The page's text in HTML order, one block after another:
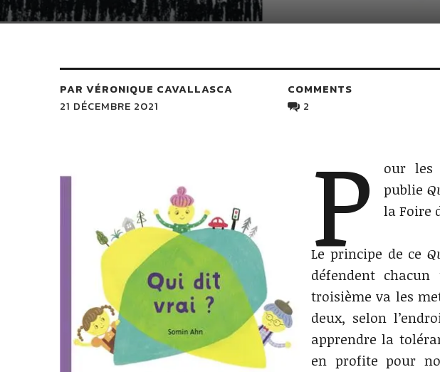
PAR VÉRONIQUE CAVALLASCA
21 DÉCEMBRE 2021
COMMENTS
2
P
our les
publie
la Foire
Le principe de ce
défendent
troisième va les
deux, selon
apprendre la
en profite pour